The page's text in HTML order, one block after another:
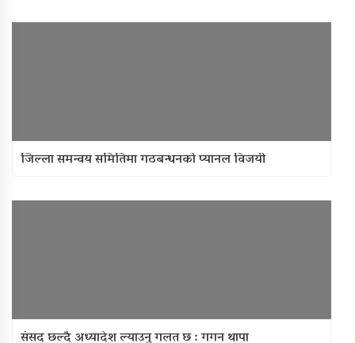
जिल्ला समन्वय समितिमा गठबन्धनको प्यानल विजयी